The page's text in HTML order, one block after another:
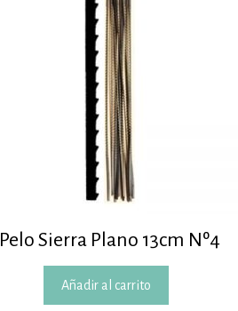
Pelo Sierra Plano 13cm Nº4
Añadir al carrito